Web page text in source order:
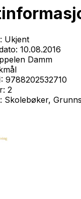
Ukjent
10.08.2016
Damm
9788202532710
2
Skolebøker,